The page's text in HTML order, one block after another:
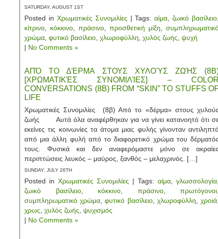
SATURDAY, AUGUST 1ST
Posted in Χρωματικές Συνομιλίες | Tags:αίμα ,ζωικό βασίλειο
κίτρινο
κόκκινο πράσινο προσθετική μίξη
χρώμα φυτικό βασίλειο χλωροφύλλη χυλός ζωής
ψυχή
| No Comments »
ΑΠΌ ΤΟ ΔΈΡΜΑ ΣΤΟΥΣ ΧΥΛΟΎΣ ΖΩΉΣ
[ΧΡΩΜΑΤΙΚΈΣ ΣΥΝΟΜΙΛΊΕΣ] –
CONVERSATIONS (8B) FROM “SKIN” TO STUFFS
LIFE
Χρωματικές Συνομιλίες (8β) Από το «δέρμα» στους
ζωής Αυτά όλα αναφέρθηκαν για να γίνει κατανοητό ότι
εκείνες τις κοινωνίες τα άτομα μιας φυλής γίνονταν
από μια άλλη φυλή από το διαφορετικό χρώμα του
τους. Φυσικά και δεν αναφερόμαστε μόνο σε
περιπτώσεις λευκός – μαύρος, ξανθός – μελαχρινός. […]
SUNDAY, JULY 26TH
Posted in Χρωματικές Συνομιλίες | Tags: αίμα γλωσσολογία
ζωικό βασίλειο, κόκκινο πράσινο, πρωτόγονοι
συμπληρωματικό χρώμα ,φυτικό βασίλειο, χλωροφύλλη ,χροιά
χρως χυλός ζωής
ψυχισμός
| No Comments »